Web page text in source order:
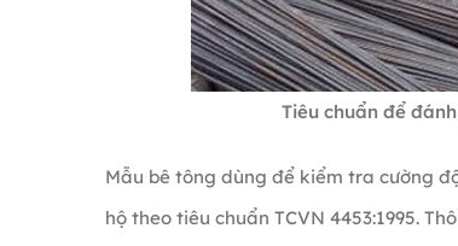
Tiêu chuẩn để
Mẫu bê tông dùng để kiểm tra cường
hộ theo tiêu chuẩn TCVN 4453:1995.